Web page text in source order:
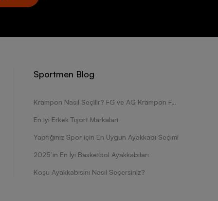
Sportmen Blog
Krampon Nasıl Seçilir? FG ve AG Krampon Farkları Nelerdir?
En İyi Erkek Tişört Markaları
Yaptığınız Spor için En Uygun Ayakkabı Seçimi
2025’in En İyi Basketbol Ayakkabıları
Koşu Ayakkabısını Nasıl Seçersiniz?